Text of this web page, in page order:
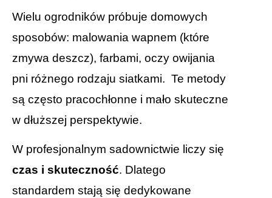
Wielu ogrodników próbuje domowych
sposobów: malowania wapnem (które
zmywa deszcz), farbami, oczy owijania
pni różnego rodzaju siatkami. Te metody
są często pracochłonne i mało skuteczne
w dłuższej perspektywie.
W profesjonalnym sadownictwie liczy się
czas i skuteczność. Dlatego
standardem stają się dedykowane